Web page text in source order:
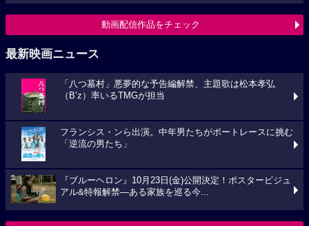
動画配信作品をチェック
最新映画ニュース
「八つ墓村」悪夢的な予告編解禁、主題歌は松本孝弘
（B’z）率いるTMGが担当
フランシス・ンら出演。中年男たちがボートレースに挑む
「逆流の男たち」
『ブルーヘロン』10月23日(金)公開決定！ポスタービジュ
アル&特報解禁―ある家族を巡る今...